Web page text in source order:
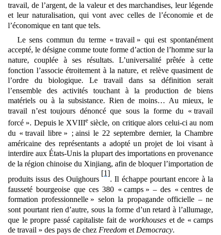
travail, de l’argent, de la valeur et des marchandises, leur légende
et leur naturalisation, qui vont avec celles de l’économie et de
l’économique en tant que tels.
Le sens commun du terme « travail » qui est spontanément
accepté, le désigne comme toute forme d’action de l’homme sur la
nature, couplée à ses résultats. L’universalité prêtée à cette
fonction l’associe étroitement à la nature, et relève quasiment de
l’ordre du biologique. Le travail dans sa définition serait
l’ensemble des activités touchant à la production de biens
matériels ou à la subsistance. Rien de moins… Au mieux, le
travail n’est toujours dénoncé que sous la forme du « travail
forcé ». Depuis le XVIIIesiècle, on critique alors celui-ciau nom
du « travail libre » ; ainsi le 22 septembre dernier, la Chambre
américaine des représentants a adopté un projet de loi visant à
interdire auxÉtats-Unis la plupart des importations en provenance
de la région chinoise du Xinjiang, afin de bloquer l’importation de
produits issus des Ouïghours
[1]
. Il échappe pourtant encore à la
fausseté bourgeoise que ces 380 « camps » ‒ des « centres de
formation professionnelle » selon la propagande officielle ‒ ne
sont pourtant rien d’autre, sous la forme d’un retard à l’allumage,
que le propre passé capitaliste fait de workhouseset de « camps
de travail » des pays de chez Freedom et Democracy.